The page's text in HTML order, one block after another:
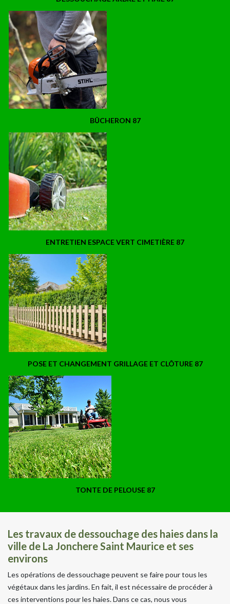
BÛCHERON 87
ENTRETIEN ESPACE VERT CIMETIÈRE 87
POSE ET CHANGEMENT GRILLAGE ET CLÔTURE 87
TONTE DE PELOUSE 87
Les travaux de dessouchage des haies dans la
ville de La Jonchere Saint Maurice et ses
environs
Les opérations de dessouchage peuvent se faire pour tous les
végétaux dans les jardins. En fait, il est nécessaire de procéder à
ces interventions pour les haies. Dans ce cas, nous vous